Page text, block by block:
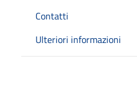
Contatti
Ulteriori informazioni